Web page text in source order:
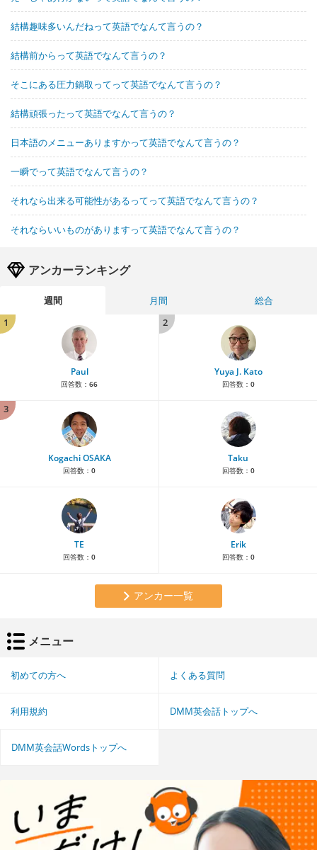
結構趣味多いんだねって英語でなんて言うの？
結構前からって英語でなんて言うの？
そこにある圧力鍋取ってって英語でなんて言うの？
結構頑張ったって英語でなんて言うの？
日本語のメニューありますかって英語でなんて言うの？
一瞬でって英語でなんて言うの？
それなら出来る可能性があるってって英語でなんて言うの？
それならいいものがありますって英語でなんて言うの？
アンカーランキング
週間 月間
総合
1
Paul
回答数： 66
2
Yuya J. Kato
回答数： 0
3
Kogachi OSAKA
回答数： 0
Taku
回答数： 0
TE
回答数： 0
Erik
回答数： 0
アンカー一覧
メニュー
初めての方へ よくある質問
利用規約 DMM英会話トップへ
DMM英会話Wordsトップへ